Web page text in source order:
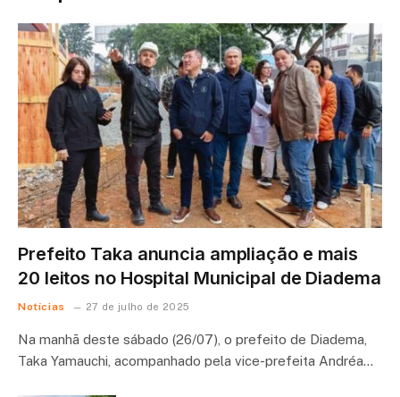
Prefeito Taka anuncia ampliação e mais
20 leitos no Hospital Municipal de Diadema
Notícias 27 de julho de 2025
Na manhã deste sábado (26/07), o prefeito de Diadema,
Taka Yamauchi, acompanhado pela vice-prefeita Andréa…